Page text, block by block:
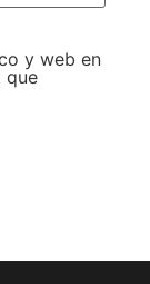
y web en
que